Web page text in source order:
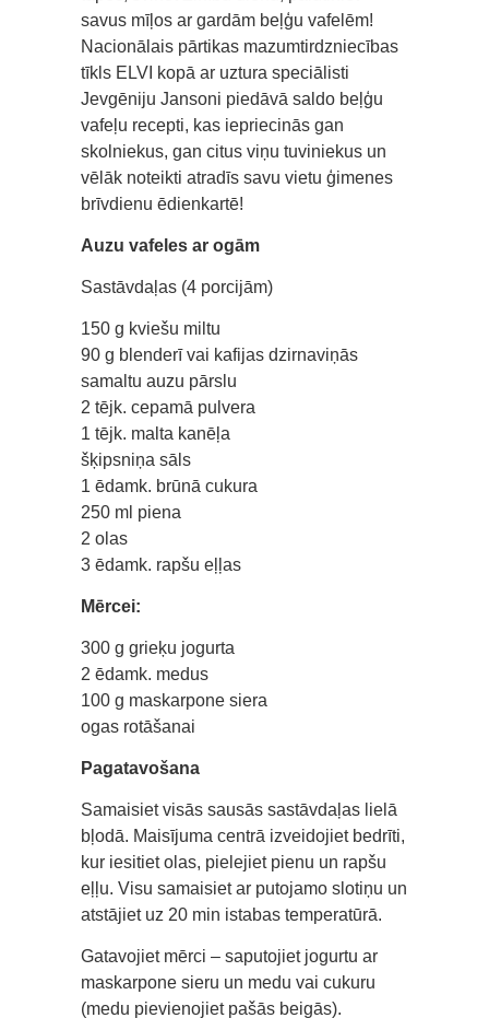
savus mīļos ar gardām beļģu vafelēm!
Nacionālais pārtikas mazumtirdzniecības
tīkls ELVI kopā ar uztura speciālisti
Jevgēniju Jansoni piedāvā saldo beļģu
vafeļu recepti, kas iepriecinās gan
skolniekus, gan citus viņu tuviniekus un
vēlāk noteikti atradīs savu vietu ģimenes
brīvdienu ēdienkartē!
Auzu vafeles ar ogām
Sastāvdaļas (4 porcijām)
150 g kviešu miltu
90 g blenderī vai kafijas dzirnaviņās
samaltu auzu pārslu
2 tējk. cepamā pulvera
1 tējk. malta kanēļa
šķipsniņa sāls
1 ēdamk. brūnā cukura
250 ml piena
2 olas
3 ēdamk. rapšu eļļas
Mērcei:
300 g grieķu jogurta
2 ēdamk. medus
100 g maskarpone siera
ogas rotāšanai
Pagatavošana
Samaisiet visās sausās sastāvdaļas lielā
bļodā. Maisījuma centrā izveidojiet bedrīti,
kur iesitiet olas, pielejiet pienu un rapšu
eļļu. Visu samaisiet ar putojamo slotiņu un
atstājiet uz 20 min istabas temperatūrā.
Gatavojiet mērci – saputojiet jogurtu ar
maskarpone sieru un medu vai cukuru
(medu pievienojiet pašās beigās).